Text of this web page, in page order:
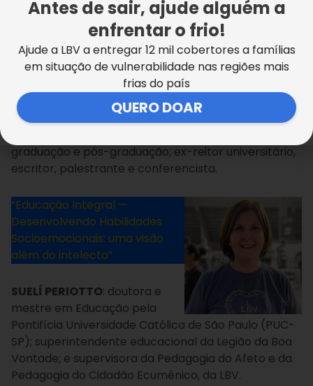
socioemocionais na escola”
JULIO FURTADO: doutor em
Ciências da Educação;
mestre em Educação
(UFRJ); graduado em Geografia, Pedagogia e
Psicologia; especialista em Programação
graduação e pós-graduação; ex-reitor universitário,
escritor, palestrante e conferencista.
“Educação Integral —
Desenvolvendo Habilidades
Socioemocionais: uma visão
além do intelecto”
SUELÍ PERIOTTO: doutora e
mestre em Educação pela
Pontifícia Universidade Católica de São Paulo (PUC-
SP); superintendente educacional da Legião da Boa
Vontade; e supervisora da Pedagogia do Afeto e da
Pedagogia do Cidadão Ecumênico, da LBV.
Antes de sair, ajude alguém a
enfrentar o frio!
Ajude a LBV a entregar 12 mil cobertores a famílias
em situação de vulnerabilidade nas regiões mais
frias do país
QUERO DOAR